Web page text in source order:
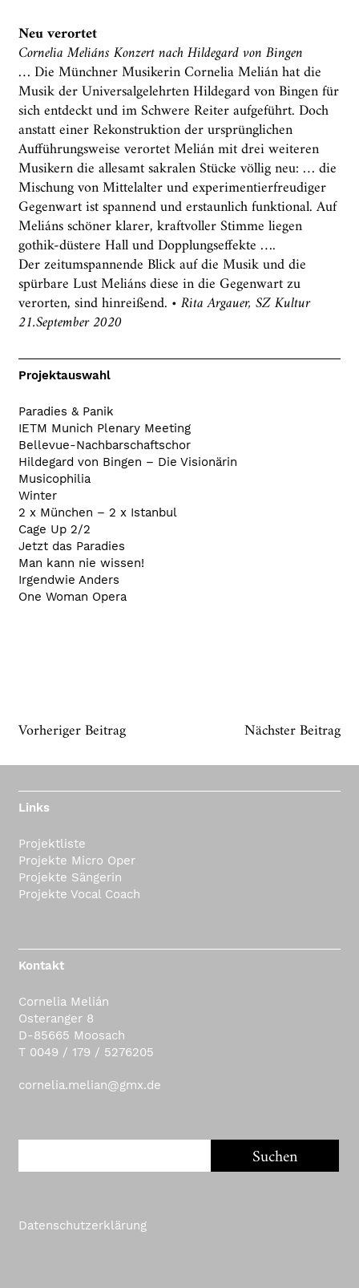
Neu verortet
Cornelia Meliáns Konzert nach Hildegard von Bingen
… Die Münchner Musikerin Cornelia Melián hat die
Musik der Universalgelehrten Hildegard von Bingen für
sich entdeckt und im Schwere Reiter aufgeführt. Doch
anstatt einer Rekonstruktion der ursprünglichen
Aufführungsweise verortet Melián mit drei weiteren
Musikern die allesamt sakralen Stücke völlig neu: … die
Mischung von Mittelalter und experimentierfreudiger
Gegenwart ist spannend und erstaunlich funktional. Auf
Meliáns schöner klarer, kraftvoller Stimme liegen
gothik-düstere Hall und Dopplungseffekte ….
Der zeitumspannende Blick auf die Musik und die
spürbare Lust Meliáns diese in die Gegenwart zu
verorten, sind hinreißend. •Rita Argauer, SZ Kultur
21.September 2020
Projektauswahl
Paradies & Panik
IETM Munich Plenary Meeting
Bellevue-Nachbarschaftschor
Hildegard von Bingen – Die Visionärin
Musicophilia
Winter
2 x München – 2 x Istanbul
Cage Up 2/2
Jetzt das Paradies
Man kann nie wissen!
Irgendwie Anders
One Woman Opera
Vorheriger Beitrag Nächster Beitrag
Links
Projektliste
Projekte Micro Oper
Projekte Sängerin
Projekte Vocal Coach
Kontakt
Cornelia Melián
Osteranger 8
D-85665 Moosach
T 0049 / 179 / 5276205
cornelia.melian@gmx.de
Datenschutzerklärung